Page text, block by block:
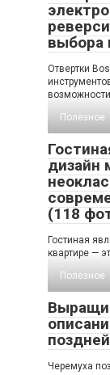
выбора
Отвертки
Полезное
дизайн
(118
Гостиная
квартире —
Полезное
Черемуха